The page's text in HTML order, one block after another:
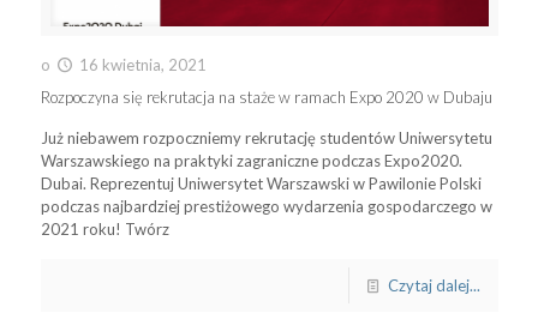
o
16 kwietnia, 2021
Rozpoczyna się rekrutacja na staże w ramach Expo 2020 w Dubaju
Już niebawem rozpoczniemy rekrutację studentów Uniwersytetu
Warszawskiego na praktyki zagraniczne podczas Expo2020.
Dubai. Reprezentuj Uniwersytet Warszawski w Pawilonie Polski
podczas najbardziej prestiżowego wydarzenia gospodarczego w
2021 roku! Twórz
Czytaj dalej...